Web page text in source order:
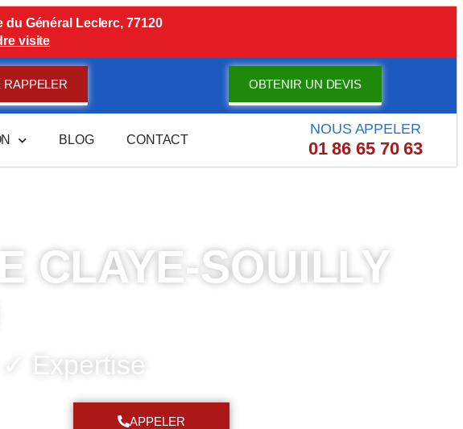
Général Leclerc, 77120
visite
RAPPELER OBTENIR UN DEVIS
BLOG CONTACT
NOUS APPELER
01 86 65 70 63
CLAYE-SOUILLY
Expertise
APPELER